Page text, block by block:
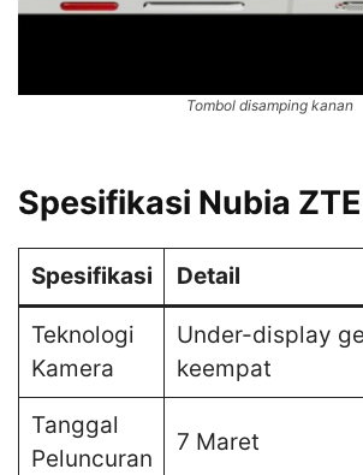
Tombol disamping kanan
Spesifikasi Nubia
Spesifikasi Detail
Teknologi
Kamera
Under-display
keempat
Tanggal
Peluncuran
7 Maret